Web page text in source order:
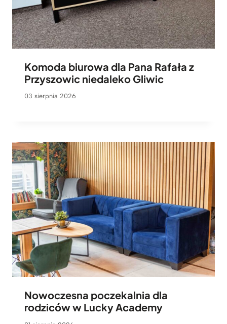
Komoda biurowa dla Pana Rafała z
Przyszowic niedaleko Gliwic
03 sierpnia 2026
Nowoczesna poczekalnia dla
rodziców w Lucky Academy